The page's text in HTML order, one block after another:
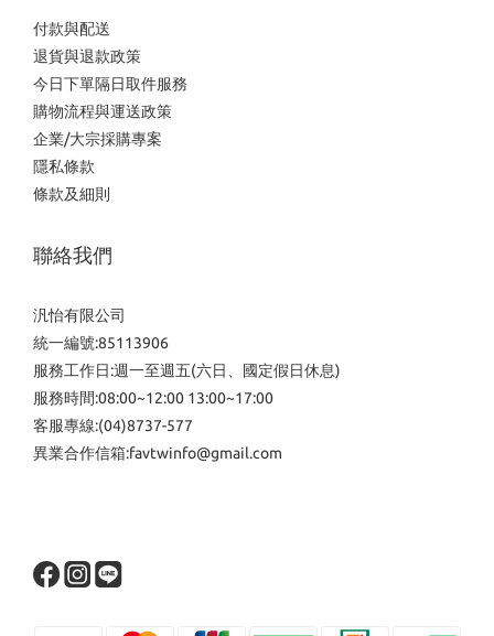
付款與配送
退貨與退款政策
今日下單隔日取件服務
購物流程與運送政策
企業/大宗採購專案
隱私條款
條款及細則
聯絡我們
汎怡有限公司
統一編號:85113906
服務工作日:週一至週五(六日、國定假日休息)
服務時間:08:00~12:00 13:00~17:00
客服專線:(04)8737-577
異業合作信箱:favtwinfo@gmail.com